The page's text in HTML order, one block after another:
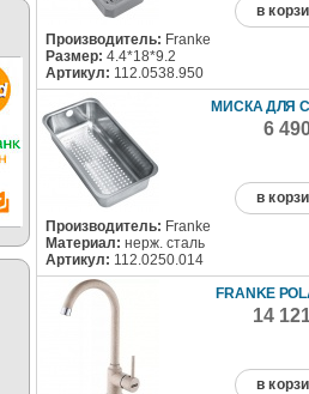
в
Производитель: Franke
Размер: 4.4*18*9.2
Артикул: 112.0538.950
МИСКА ДЛЯ
6
в
Производитель: Franke
Материал: нерж. сталь
Артикул: 112.0250.014
FRANKE
14
в